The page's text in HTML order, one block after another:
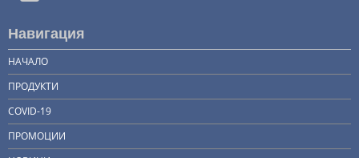
Навигация
НАЧАЛО
ПРОДУКТИ
COVID-19
ПРОМОЦИИ